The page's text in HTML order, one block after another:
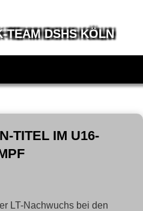
TEAM DSHS KÖLN
TITEL IM U16-
LT-Nachwuchs bei den